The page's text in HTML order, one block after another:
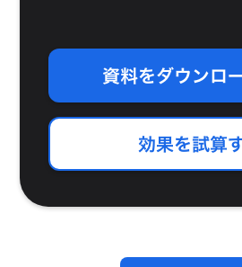
資料をダウンロ
効果を試算